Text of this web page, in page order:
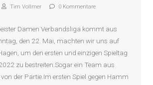
Tim Vollmer 0 Kommentare
Damen Verbandsliga kommt aus
den 22. Mai, machten wir uns auf
um den ersten und einzigen Spieltag
zu bestreiten.Sogar ein Team aus
der Partie.Im ersten Spiel gegen Hamm